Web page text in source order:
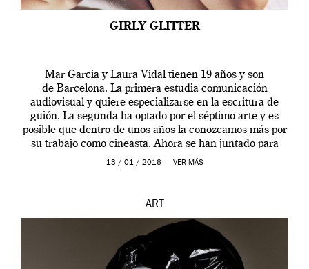
GIRLY GLITTER
Mar Garcia y Laura Vidal tienen 19 años y son
de Barcelona. La primera estudia comunicación
audiovisual y quiere especializarse en la escritura de
guión. La segunda ha optado por el séptimo arte y es
posible que dentro de unos años la conozcamos más por
su trabajo como cineasta. Ahora se han juntado para
contarnos una […]
13 / 01 / 2016 — VER MÁS
ART